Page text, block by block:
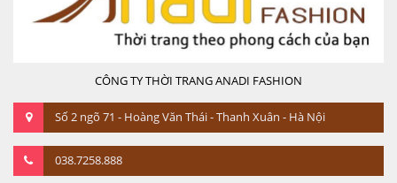
CÔNG TY THỜI TRANG ANADI FASHION
Số 2 ngõ 71 - Hoàng Văn Thái - Thanh Xuân - Hà Nội
038.7258.888